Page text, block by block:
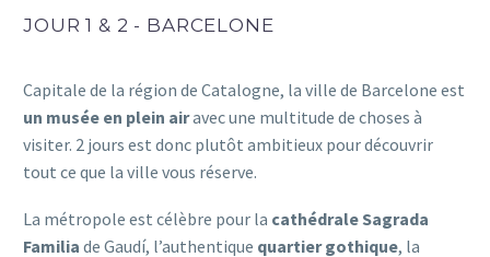
JOUR 1 & 2 - BARCELONE
Capitale de la région de Catalogne, la ville de Barcelone est
un musée en plein airavec une multitude de choses à
visiter. 2 jours est donc plutôt ambitieux pour découvrir
tout ce que la ville vous réserve.
La métropole est célèbre pour la cathédrale Sagrada
Familia de Gaudí, l’authentique quartier gothique, la